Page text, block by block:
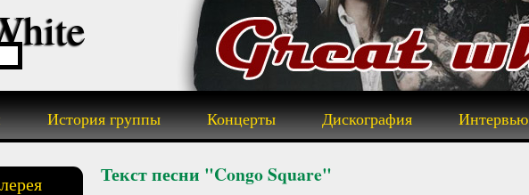
История группы Концерты Дискография Интервью
Текст песни "Congo Square"